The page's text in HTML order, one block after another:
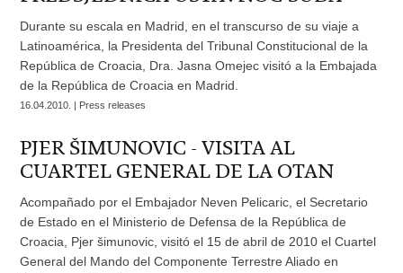
Durante su escala en Madrid, en el transcurso de su viaje a
Latinoamérica, la Presidenta del Tribunal Constitucional de la
República de Croacia, Dra. Jasna Omejec visitó a la Embajada
de la República de Croacia en Madrid.
16.04.2010. | Press releases
PJER ŠIMUNOVIC - VISITA AL
CUARTEL GENERAL DE LA OTAN
Acompañado por el Embajador Neven Pelicaric, el Secretario
de Estado en el Ministerio de Defensa de la República de
Croacia, Pjer šimunovic, visitó el 15 de abril de 2010 el Cuartel
General del Mando del Componente Terrestre Aliado en